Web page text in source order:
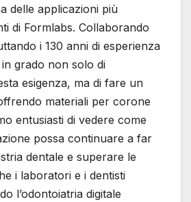
delle applicazioni più
di Formlabs. Collaborando
i 130 anni di esperienza
grado non solo di
esigenza, ma di fare un
materiali per corone
entusiasti di vedere come
possa continuare a far
dentale e superare le
i laboratori e i dentisti
l’odontoiatria digitale